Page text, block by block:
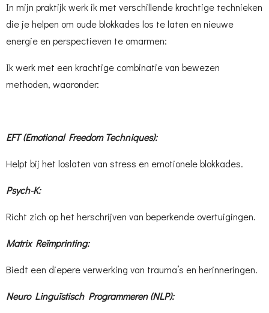
In mijn praktijk werk ik met verschillende krachtige technieken
die je helpen om oude blokkades los te laten en nieuwe
energie en perspectieven te omarmen:
Ik werk met een krachtige combinatie van bewezen
methoden, waaronder:
EFT (Emotional Freedom Techniques):
Helpt bij het loslaten van stress en emotionele blokkades.
Psych-K:
Richt zich op het herschrijven van beperkende overtuigingen.
Matrix Reïmprinting:
Biedt een diepere verwerking van trauma’s en herinneringen.
Neuro Linguïstisch Programmeren (NLP):